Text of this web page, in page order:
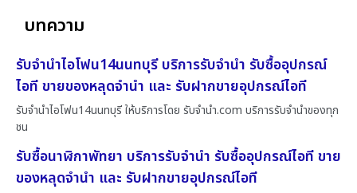
บทความ
รับจำนำไอโฟน14นนทบุรี บริการรับจำนำ รับซื้ออุปกรณ์
ไอที ขายของหลุดจำนำ และ รับฝากขายอุปกรณ์ไอที
รับจำนำไอโฟน14นนทบุรี ให้บริการโดย รับจํานํา.com บริการรับจำนำของทุก
ชน
รับซื้อนาฬิกาพัทยา บริการรับจำนำ รับซื้ออุปกรณ์ไอที ขาย
ของหลุดจำนำ และ รับฝากขายอุปกรณ์ไอที